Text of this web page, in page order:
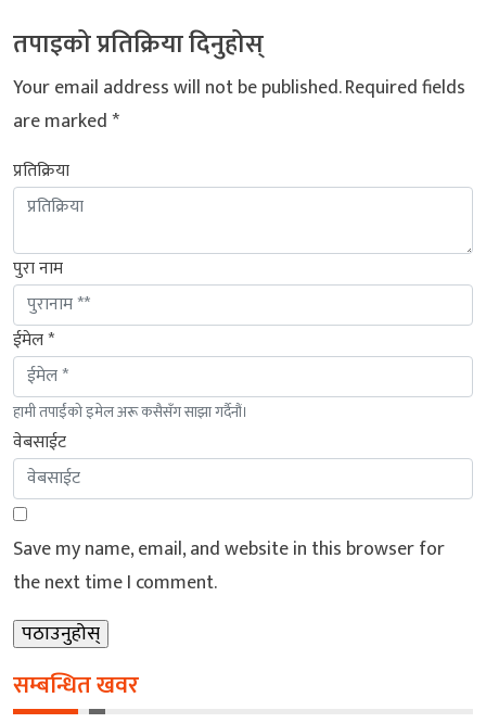
तपाइको प्रतिक्रिया दिनुहोस्
Your email address will not be published.Required fields
are marked*
प्रतिक्रिया
पुरा नाम
ईमेल *
हामी तपाईंको इमेल अरू कसैसँग साझा गर्दैनौं।
वेबसाईट
Save my name, email, and website in this browser for
the next time I comment.
सम्बन्धित खवर